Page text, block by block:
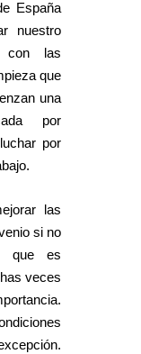
España
nuestro
con las
que
una
por
por
las
si no
que es
veces